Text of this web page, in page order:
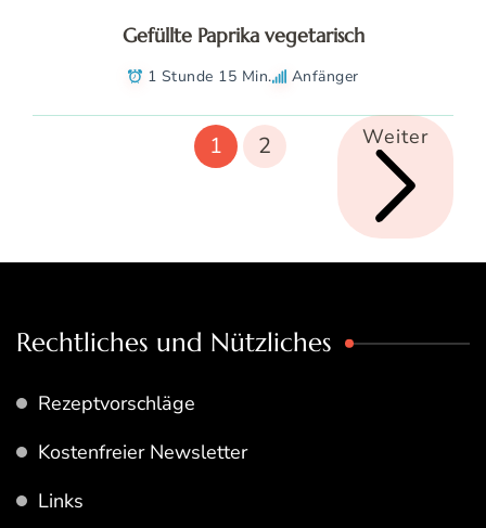
Gefüllte Paprika vegetarisch
1 Stunde 15 Min. Anfänger
1 2 Weiter
Rechtliches und Nützliches
Rezeptvorschläge
Kostenfreier Newsletter
Links